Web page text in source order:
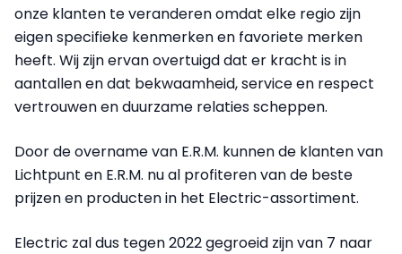
onze klanten te veranderen omdat elke regio zijn
eigen specifieke kenmerken en favoriete merken
heeft. Wij zijn ervan overtuigd dat er kracht is in
aantallen en dat bekwaamheid, service en respect
vertrouwen en duurzame relaties scheppen.
Door de overname van E.R.M. kunnen de klanten van
Lichtpunt en E.R.M. nu al profiteren van de beste
prijzen en producten in het Electric-assortiment.
Electric zal dus tegen 2022 gegroeid zijn van 7 naar